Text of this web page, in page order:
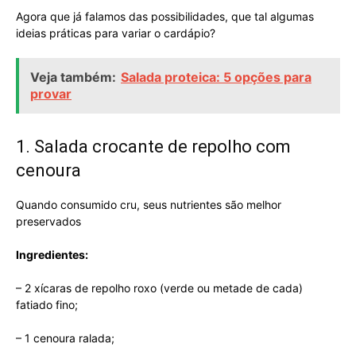
Agora que já falamos das possibilidades, que tal algumas
ideias práticas para variar o cardápio?
Veja também: Salada proteica: 5 opções para
provar
1. Salada crocante de repolho com
cenoura
Quando consumido cru, seus nutrientes são melhor
preservados
Ingredientes:
– 2 xícaras de repolho roxo (verde ou metade de cada)
fatiado fino;
– 1 cenoura ralada;